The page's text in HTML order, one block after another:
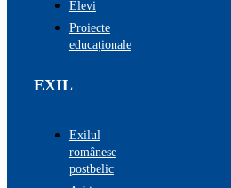
Elevi
Proiecte
educaționale
EXIL
Exilul
românesc
postbelic